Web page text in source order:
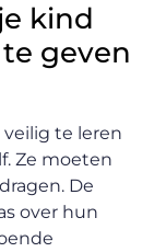
kind
geven
te leren
Ze moeten
De
over hun